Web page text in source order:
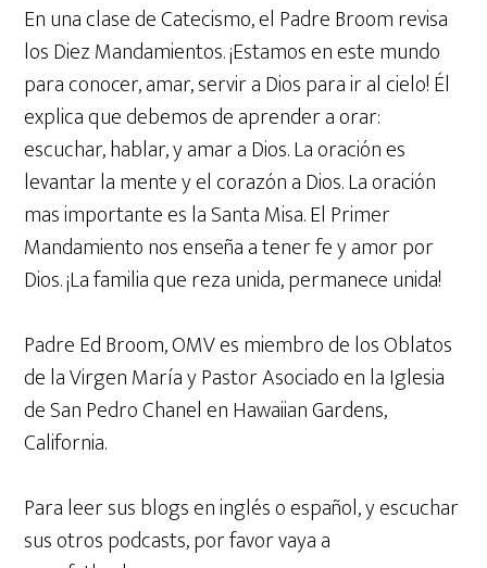
En una clase de Catecismo, el Padre Broom revisa
los Diez Mandamientos. ¡Estamos en este mundo
para conocer, amar, servir a Dios para ir al cielo! Él
explica que debemos de aprender a orar:
escuchar, hablar, y amar a Dios. La oración es
levantar la mente y el corazón a Dios. La oración
mas importante es la Santa Misa. El Primer
Mandamiento nos enseña a tener fe y amor por
Dios. ¡La familia que reza unida, permanece unida!
Padre Ed Broom, OMV es miembro de los Oblatos
de la Virgen María y Pastor Asociado en la Iglesia
de San Pedro Chanel en Hawaiian Gardens,
California.
Para leer sus blogs en inglés o español, y escuchar
sus otros podcasts, por favor vaya a